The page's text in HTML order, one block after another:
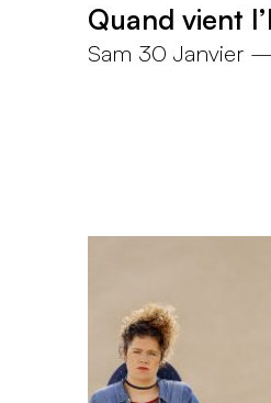
Quand vient
Sam 30 Janvier